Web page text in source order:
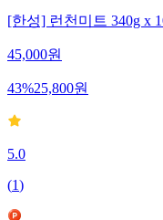
[한성] 런천미트 340g x
45,000원
43%25,800원
5.0
(1)